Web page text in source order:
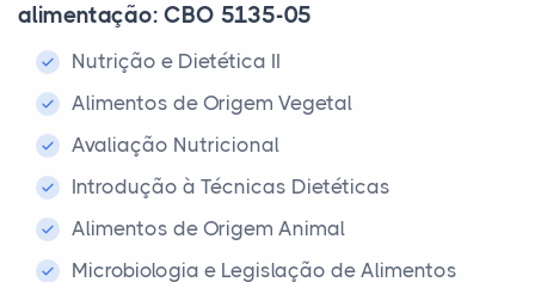
alimentação: CBO 5135-05
Nutrição e Dietética II
Alimentos de Origem Vegetal
Avaliação Nutricional
Introdução à Técnicas Dietéticas
Alimentos de Origem Animal
Microbiologia e Legislação de Alimentos